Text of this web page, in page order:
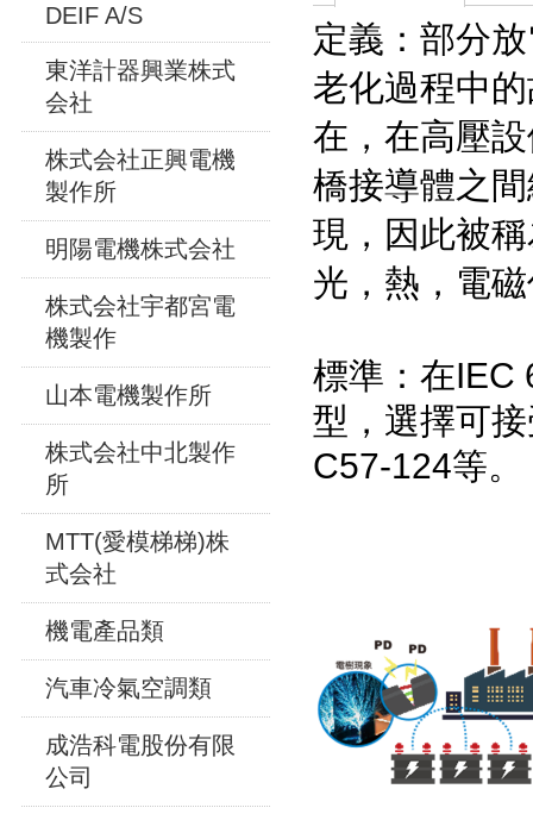
DEIF A/S
東洋計器興業株式
会社
株式会社正興電機
製作所
明陽電機株式会社
株式会社宇都宮電
機製作
山本電機製作所
株式会社中北製作
所
MTT(愛模梯梯)株
式会社
機電產品類
汽車冷氣空調類
成浩科電股份有限
公司
定義：部分
老化過程中
在，在高壓
橋接導體之
現，因此被
光，熱，電
標準：在IEC
型，選擇可
C57-124等。